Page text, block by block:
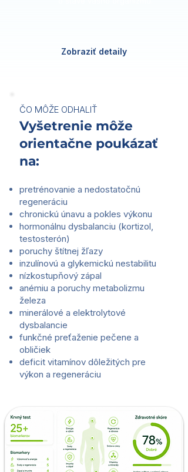
Zobraziť detaily
ČO MÔŽE ODHALIŤ
Vyšetrenie môže
orientačne poukázať
na:
pretrénovanie a nedostatočnú
regeneráciu
chronickú únavu a pokles výkonu
hormonálnu dysbalanciu (kortizol,
testosterón)
poruchy štítnej žľazy
inzulínovú a glykemickú nestabilitu
nízkostupňový zápal
anémiu a poruchy metabolizmu
železa
minerálové a elektrolytové
dysbalancie
funkčné preťaženie pečene a
obličiek
deficit vitamínov dôležitých pre
výkon a regeneráciu